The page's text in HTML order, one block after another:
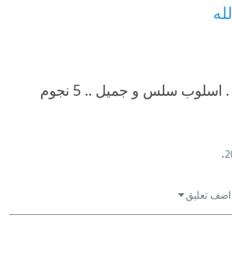
اسلوب سلس و جميل .. 5 نجوم
.
اضف تعليق